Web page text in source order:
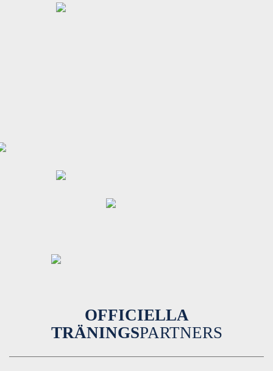
OFFICIELLA
TRÄNINGSPARTNERS